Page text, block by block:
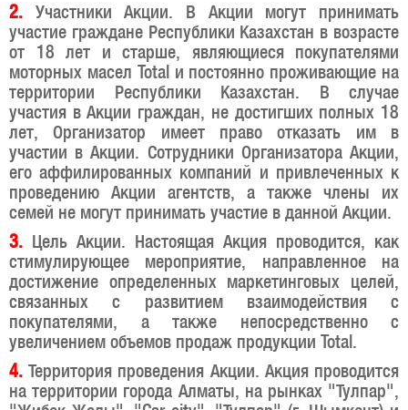
2. Участники Акции. В Акции могут принимать
участие граждане Республики Казахстан в возрасте
от 18 лет и старше, являющиеся покупателями
моторных масел Total и постоянно проживающие на
территории Республики Казахстан. В случае
участия в Акции граждан, не достигших полных 18
лет, Организатор имеет право отказать им в
участии в Акции. Сотрудники Организатора Акции,
его аффилированных компаний и привлеченных к
проведению Акции агентств, а также члены их
семей не могут принимать участие в данной Акции.
3. Цель Акции. Настоящая Акция проводится, как
стимулирующее мероприятие, направленное на
достижение определенных маркетинговых целей,
связанных с развитием взаимодействия с
покупателями, а также непосредственно с
увеличением объемов продаж продукции Total.
4. Территория проведения Акции. Акция проводится
на территории города Алматы, на рынках "Тулпар",